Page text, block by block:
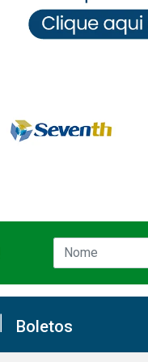
Boletos